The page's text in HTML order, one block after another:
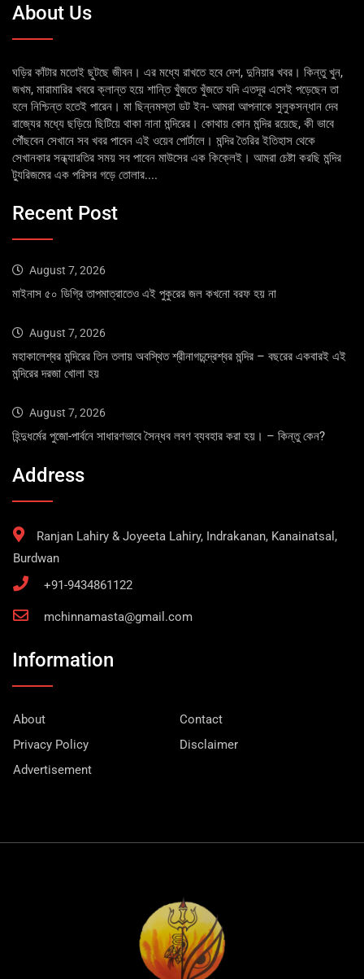
About Us
ঘড়ির কাঁটার মতোই ছুটছে জীবন। এর মধ্যে রাখতে হবে দেশ, দুনিয়ার খবর। কিন্তু খুন,
জখম, মারামারির খবরে ক্লান্ত হয়ে শান্তি খুঁজতে খুঁজতে যদি এতদূর এসেই পড়েছেন তা
হলে নিশ্চিন্ত হতেই পারেন। মা ছিন্নমস্তা ডট ইন- আমরা আপনাকে সুলুকসন্ধান দেব
রাজ্যের মধ্যে ছড়িয়ে ছিটিয়ে থাকা নানা মন্দিরের। কোথায় কোন মন্দির রয়েছে, কী ভাবে
পৌঁছবেন সেখানে সব খবর পাবেন এই ওয়েব পোর্টালে। মন্দির তৈরির ইতিহাস থেকে
সেখানকার সন্ধ্যারতির সময় সব পাবেন মাউসের এক কিক্লেই। আমরা চেষ্টা করছি মন্দির
ট্যুরিজমের এক পরিসর গড়ে তোলার....
Recent Post
August 7, 2026
মাইনাস ৫০ ডিগ্রি তাপমাত্রাতেও এই পুকুরের জল কখনো বরফ হয় না
August 7, 2026
মহাকালেশ্বর মন্দিরের তিন তলায় অবস্থিত শ্রীনাগচন্দ্রেশ্বর মন্দির – বছরের একবারই এই
মন্দিরের দরজা খোলা হয়
August 7, 2026
হিন্দুধর্মের পুজো-পার্বনে সাধারণভাবে সৈন্ধব লবণ ব্যবহার করা হয়। – কিন্তু কেন?
Address
Ranjan Lahiry & Joyeeta Lahiry, Indrakanan, Kanainatsal,
Burdwan
+91-9434861122
mchinnamasta@gmail.com
Information
About
Contact
Privacy Policy
Disclaimer
Advertisement